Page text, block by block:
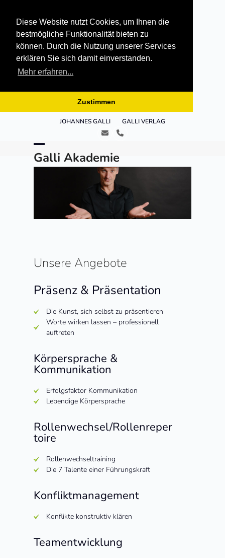
Diese Website nutzt Cookies, um Ihnen die
bestmögliche Funktionalität bieten zu
können. Durch die Nutzung unserer Services
erklären Sie sich damit einverstanden.
Mehr erfahren...
Zustimmen
JOHANNES GALLI GALLI VERLAG
E- Telefon
Galli Akademie
Open
Close
Unsere Angebote
Präsenz & Präsentation
Die Kunst, sich selbst zu präsentieren
Worte wirken lassen – professionell
auftreten
Körpersprache &
Kommunikation
Erfolgsfaktor Kommunikation
Lebendige Körpersprache
Rollenwechsel/Rollenreper
toire
Rollenwechseltraining
Die 7 Talente einer Führungskraft
Konfliktmanagement
Konflikte konstruktiv klären
Teamentwicklung